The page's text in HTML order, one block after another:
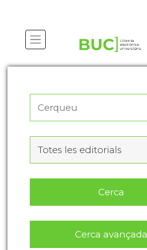
Totes les editorials
Cerca
Cerca avançada